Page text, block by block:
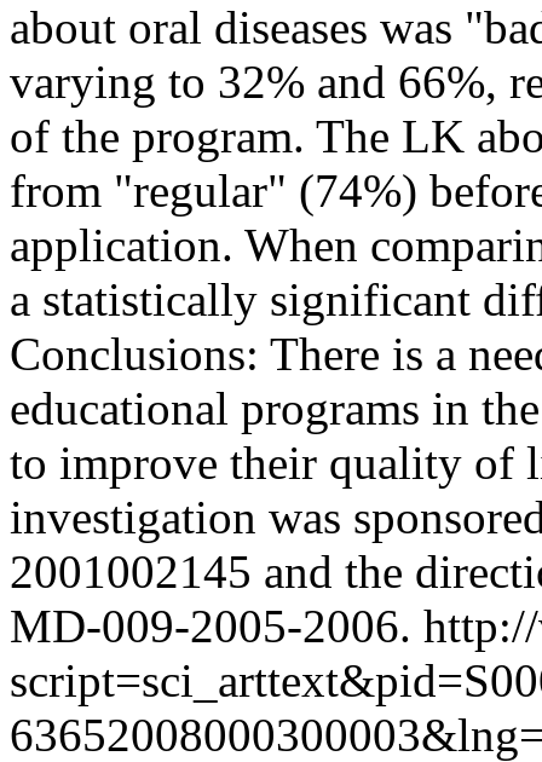
about oral diseases was
varying to 32% and 66%,
of the program. The LK
from "regular" (74%)
application. When
a statistically significant
Conclusions: There is a
educational programs in
to improve their quality of
investigation was
2001002145 and the
MD-009-2005-2006.